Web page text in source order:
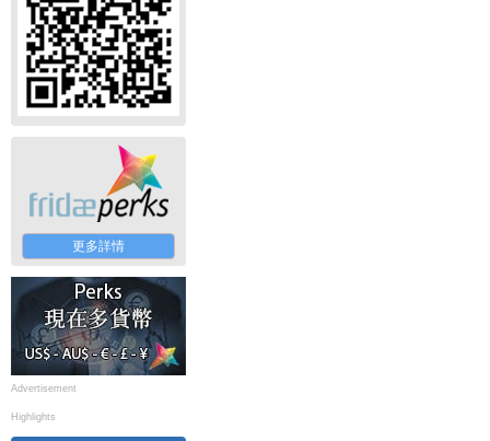
更多詳情
Advertisement
Highlights